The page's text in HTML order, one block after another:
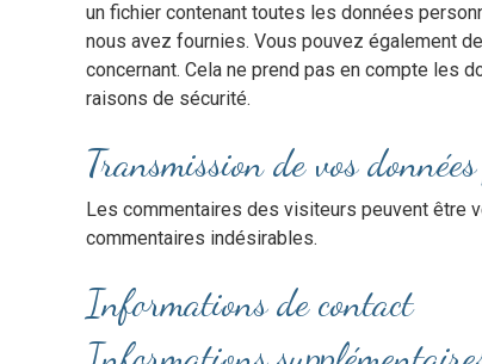
un fichier contenant toutes les données
nous avez fournies. Vous pouvez également
concernant. Cela ne prend pas en compte les
raisons de sécurité.
Transmission de vos
Les commentaires des visiteurs peuvent être
commentaires indésirables.
Informations de contact